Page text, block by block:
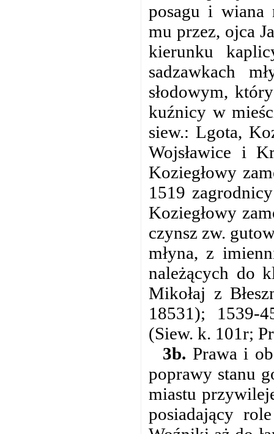
posagu i wiana
mu przez, ojca
kierunku
sadzawkach
słodowym,
kuźnicy w
siew.: Lgota,
Wojsławice i
Koziegłowy
1519
Koziegłowy
czynsz zw.
młyna, z
należących do
Mikołaj z
18531); 1539-
(Siew. k. 101r;
3b. Prawa i
poprawy stanu
miastu
posiadający